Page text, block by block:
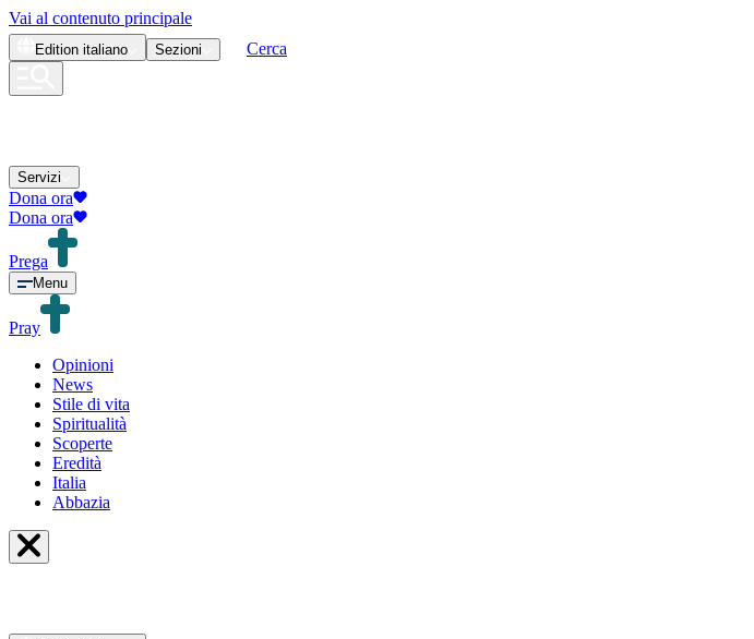
Vai al contenuto principale
Edition italiano Sezioni Cerca
Servizi
Dona ora
Dona ora
Prega
Menu
Pray
Opinioni
News
Stile di vita
Spiritualità
Scoperte
Eredità
Italia
Abbazia